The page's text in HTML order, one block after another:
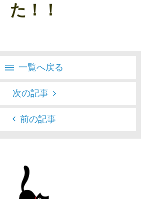
た！！
一覧へ戻る
次の記事
前の記事